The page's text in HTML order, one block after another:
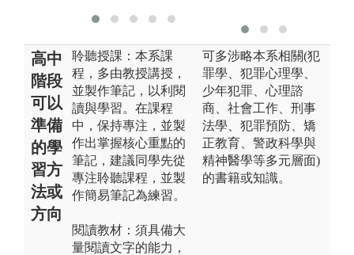
高中
階段
可以
準備
的學
習方
法或
方向
聆聽授課：本系課
程，多由教授講授，
並製作筆記，以利閱
讀與學習。在課程
中，保持專注，並製
作出掌握核心重點的
筆記，建議同學先從
專注聆聽課程，並製
作簡易筆記為練習。
閱讀教材：須具備大
量閱讀文字的能力，
可多涉略本系相關(犯
罪學、犯罪心理學、
少年犯罪、心理諮
商、社會工作、刑事
法學、犯罪預防、矯
正教育、警政科學與
精神醫學等多元層面)
的書籍或知識。